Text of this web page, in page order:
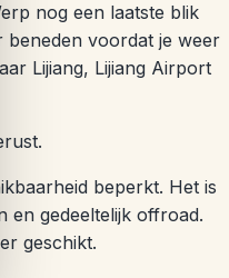
nog een laatste blik
beneden voordat je weer
Lijiang, Lijiang Airport
beperkt. Het is
en gedeeltelijk offroad.
geschikt.